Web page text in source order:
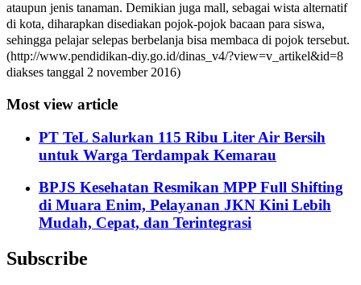
ataupun jenis tanaman. Demikian juga mall, sebagai wista alternatif
di kota, diharapkan disediakan pojok-pojok bacaan para siswa,
sehingga pelajar selepas berbelanja bisa membaca di pojok tersebut.
(http://www.pendidikan-diy.go.id/dinas_v4/?view=v_artikel&id=8
diakses tanggal 2 november 2016)
Most view article
PT TeL Salurkan 115 Ribu Liter Air Bersih
untuk Warga Terdampak Kemarau
BPJS Kesehatan Resmikan MPP Full Shifting
di Muara Enim, Pelayanan JKN Kini Lebih
Mudah, Cepat, dan Terintegrasi
Subscribe